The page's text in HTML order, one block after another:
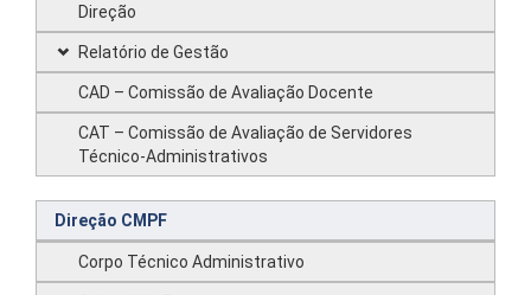
Direção
Relatório de Gestão
CAD – Comissão de Avaliação Docente
CAT – Comissão de Avaliação de Servidores
Técnico-Administrativos
Direção CMPF
Corpo Técnico Administrativo